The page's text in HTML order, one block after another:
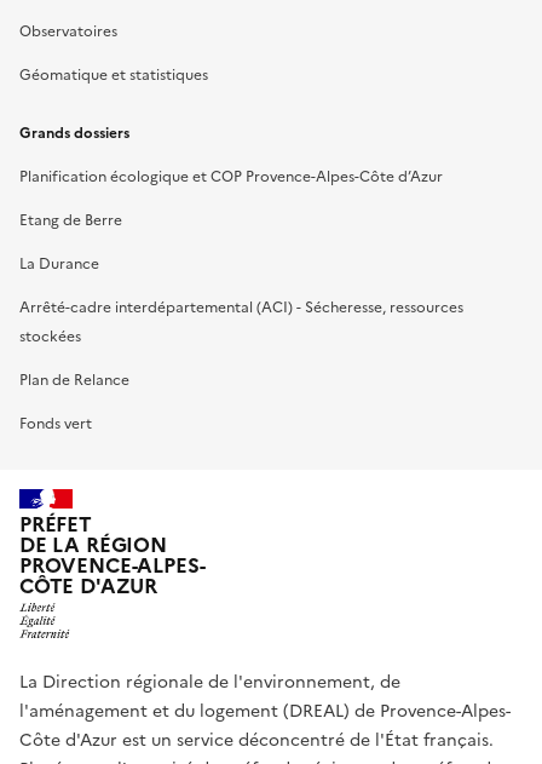
Observatoires
Géomatique et statistiques
Grands dossiers
Planification écologique et COP Provence-Alpes-Côte d’Azur
Etang de Berre
La Durance
Arrêté-cadre interdépartemental (ACI) - Sécheresse, ressources
stockées
Plan de Relance
Fonds vert
PRÉFET
DE LA RÉGION
PROVENCE-ALPES-
CÔTE D'AZUR
La Direction régionale de l'environnement, de
l'aménagement et du logement (DREAL) de Provence-Alpes-
Côte d'Azur est un service déconcentré de l'État français.